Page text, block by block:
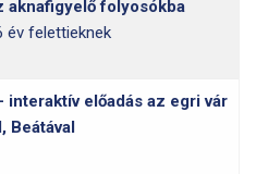
aknafigyelő folyosókba
év felettieknek
interaktív előadás az egri vár
Beátával